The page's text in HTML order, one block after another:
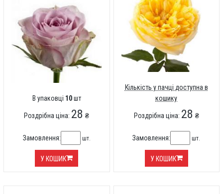
В упаковці 10шт
Роздрібна ціна: 28 ₴
Замовлення: шт.
У КОШИК
Кількість у пачці доступна в
кошику
Роздрібна ціна: 28 ₴
Замовлення: шт.
У КОШИК